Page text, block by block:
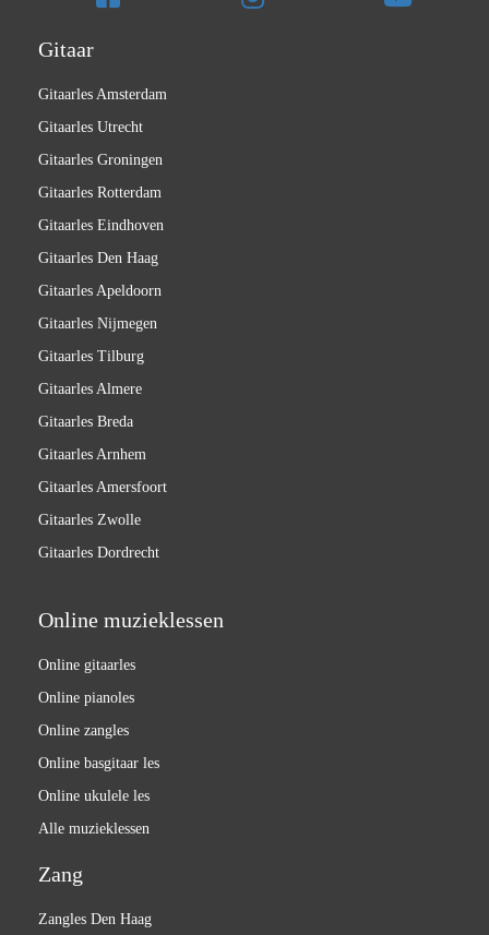
Gitaar
Gitaarles Amsterdam
Gitaarles Utrecht
Gitaarles Groningen
Gitaarles Rotterdam
Gitaarles Eindhoven
Gitaarles Den Haag
Gitaarles Apeldoorn
Gitaarles Nijmegen
Gitaarles Tilburg
Gitaarles Almere
Gitaarles Breda
Gitaarles Arnhem
Gitaarles Amersfoort
Gitaarles Zwolle
Gitaarles Dordrecht
Online muzieklessen
Online gitaarles
Online pianoles
Online zangles
Online basgitaar les
Online ukulele les
Alle muzieklessen
Zang
Zangles Den Haag